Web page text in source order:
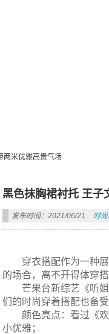
两米优雅高贵气场
黑色抹胸裙衬托 王子
发布时间：2021/06/21 时
穿衣搭配作为一种
的场合，离不开得体穿
芒果台新综艺《听
们的时尚穿着搭配也备
颜色亮点：看过《
小优雅；